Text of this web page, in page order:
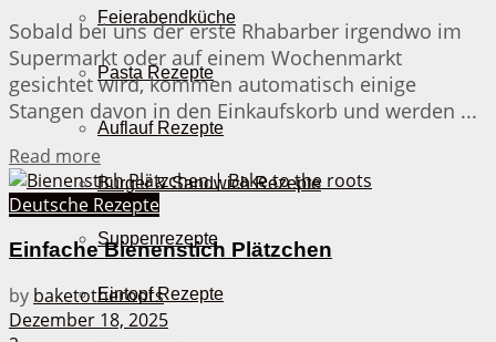
Feierabendküche
Pasta Rezepte
Auflauf Rezepte
Burger & Sandwich Rezepte
Suppenrezepte
Eintopf Rezepte
Sobald bei uns der erste Rhabarber irgendwo im
Supermarkt oder auf einem Wochenmarkt
gesichtet wird, kommen automatisch einige
Stangen davon in den Einkaufskorb und werden ...
Read more
Deutsche Rezepte
Einfache Bienenstich Plätzchen
by baketotheroots
Dezember 18, 2025